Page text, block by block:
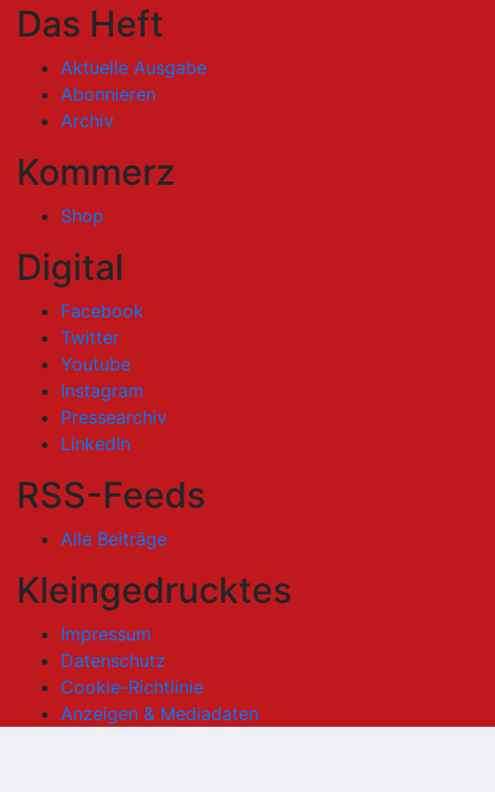
Das Heft
Aktuelle Ausgabe
Abonnieren
Archiv
Kommerz
Shop
Digital
Facebook
Twitter
Youtube
Instagram
Pressearchiv
LinkedIn
RSS-Feeds
Alle Beiträge
Kleingedrucktes
Impressum
Datenschutz
Cookie-Richtlinie
Anzeigen & Mediadaten